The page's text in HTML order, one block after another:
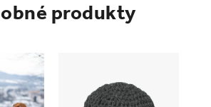
produkty